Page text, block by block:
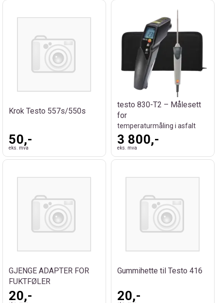
Krok Testo 557s/550s
50,-
eks. mva
testo 830-T2 – Målesett
for
temperaturmåling i asfalt
3 800,-
eks. mva
GJENGE ADAPTER FOR
FUKTFØLER
20,-
Gummihette til Testo 416
20,-